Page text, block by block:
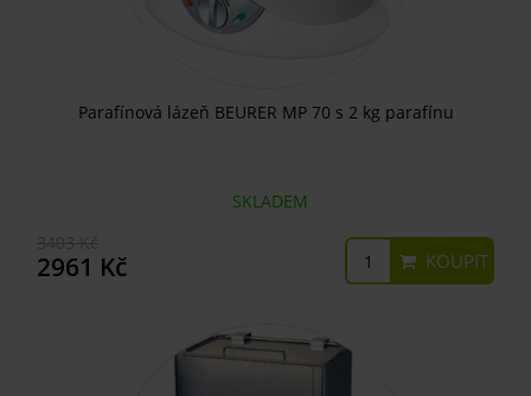
Parafínová lázeň BEURER MP 70 s 2 kg parafínu
SKLADEM
2961 Kč KOUPIT